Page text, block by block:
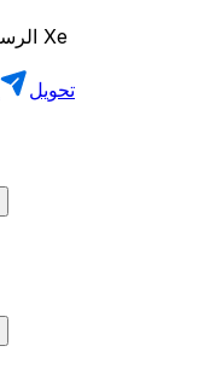
الرسم البياني لأسعار صرف العملات التاريخية Xe
تحويل